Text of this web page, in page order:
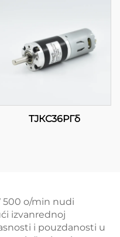
ТЈКС36РГб
500 o/min nudi
izvanrednoj
i pouzdanosti u